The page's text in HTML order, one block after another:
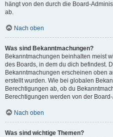
hängt von den durch die Board-
ab.
Nach oben
Was sind Bekanntmachungen?
Bekanntmachungen beinhalten meist
des Boards, in dem du dich befindest.
Bekanntmachungen erscheinen oben
erstellt wurden. Wie bei globalen
Berechtigungen ab, ob du
Berechtigungen werden von der
Nach oben
Was sind wichtige Themen?